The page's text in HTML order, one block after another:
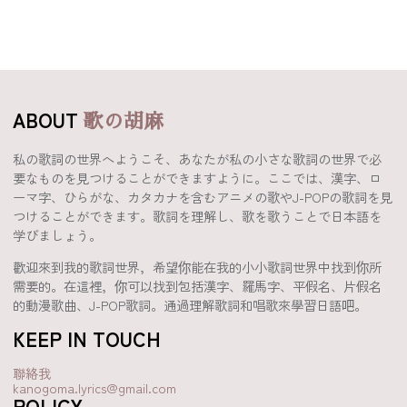
ABOUT歌の胡麻
私の歌詞の世界へようこそ、あなたが私の小さな歌詞の世界で必
要なものを見つけることができますように。ここでは、漢字、ロ
ーマ字、ひらがな、カタカナを含むアニメの歌やJ-POPの歌詞を見
つけることができます。歌詞を理解し、歌を歌うことで日本語を
学びましょう。
歡迎來到我的歌詞世界，希望你能在我的小小歌詞世界中找到你所
需要的。在這裡，你可以找到包括漢字、羅馬字、平假名、片假名
的動漫歌曲、J-POP歌詞。通過理解歌詞和唱歌來學習日語吧。
KEEP IN TOUCH
聯絡我
kanogoma.lyrics@gmail.com